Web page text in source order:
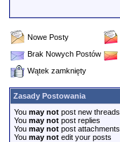
Nowe Posty
Brak Nowych Postów
Wątek zamknięty
Zasady Postowania
You may not post new threads
You may not post replies
You may not post attachments
You may not edit your posts